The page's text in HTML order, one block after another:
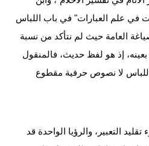
في علم العبارات" في باب اللباس
العامة حيث لم نتأكد من نسبة
إذ هو لفظ حديث، فالمنقول
اللباس لا نصوص حرفية مقطوع
التعبير، والرؤيا الواحدة قد